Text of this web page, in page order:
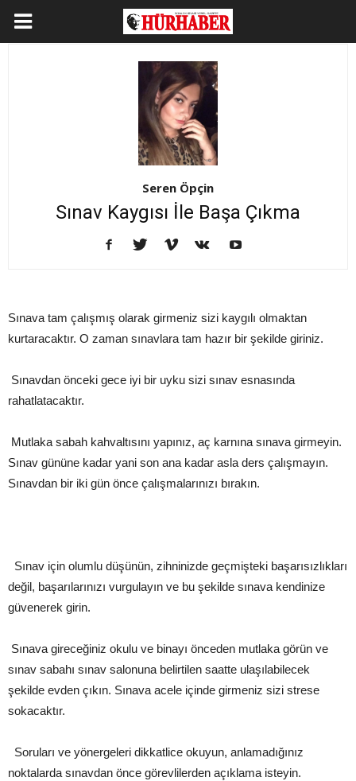
Seren Öpçin
Sınav Kaygısı İle Başa Çıkma
Sınava tam çalışmış olarak girmeniz sizi kaygılı olmaktan
kurtaracaktır. O zaman sınavlara tam hazır bir şekilde giriniz.
Sınavdan önceki gece iyi bir uyku sizi sınav esnasında
rahatlatacaktır.
Mutlaka sabah kahvaltısını yapınız, aç karnına sınava girmeyin.
Sınav gününe kadar yani son ana kadar asla ders çalışmayın.
Sınavdan bir iki gün önce çalışmalarınızı bırakın.
Sınav için olumlu düşünün, zihninizde geçmişteki başarısızlıkları
değil, başarılarınızı vurgulayın ve bu şekilde sınava kendinize
güvenerek girin.
Sınava gireceğiniz okulu ve binayı önceden mutlaka görün ve
sınav sabahı sınav salonuna belirtilen saatte ulaşılabilecek
şekilde evden çıkın. Sınava acele içinde girmeniz sizi strese
sokacaktır.
Soruları ve yönergeleri dikkatlice okuyun, anlamadığınız
noktalarda sınavdan önce görevlilerden açıklama isteyin.